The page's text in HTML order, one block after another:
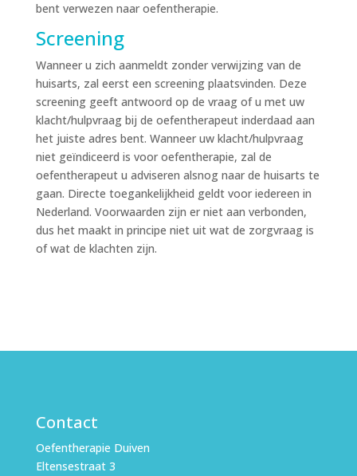
bent verwezen naar oefentherapie.
Screening
Wanneer u zich aanmeldt zonder verwijzing van de
huisarts, zal eerst een screening plaatsvinden. Deze
screening geeft antwoord op de vraag of u met uw
klacht/hulpvraag bij de oefentherapeut inderdaad aan
het juiste adres bent. Wanneer uw klacht/hulpvraag
niet geïndiceerd is voor oefentherapie, zal de
oefentherapeut u adviseren alsnog naar de huisarts te
gaan. Directe toegankelijkheid geldt voor iedereen in
Nederland. Voorwaarden zijn er niet aan verbonden,
dus het maakt in principe niet uit wat de zorgvraag is
of wat de klachten zijn.
Contact
Oefentherapie Duiven
Eltensestraat 3